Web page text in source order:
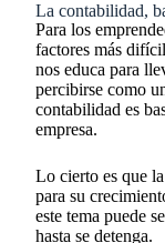
La contabilidad,
Para los
factores más
nos educa para
percibirse como
contabilidad es
empresa.
Lo cierto es que
para su
este tema puede
hasta se detenga.